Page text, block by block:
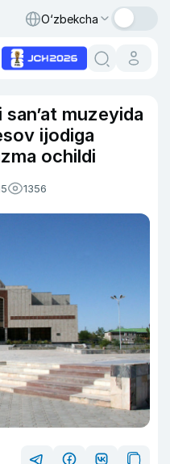
O‘zbekcha
muzeyida
ijodiga
ochildi
1356